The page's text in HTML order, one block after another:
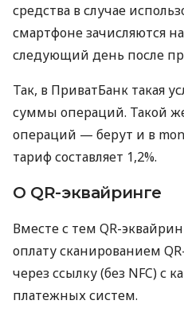
средства в случае
смартфоне зачисляются
следующий день после
Так, в ПриватБанк такая
суммы операций. Такой
операций — берут и в
тариф составляет 1,2%.
О QR-эквайринге
Вместе с тем QR-
оплату сканированием
через ссылку (без NFC) с
платежных систем.